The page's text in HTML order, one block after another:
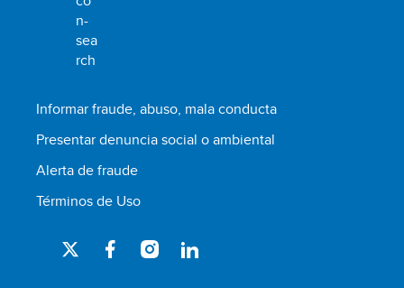
Informar fraude, abuso, mala conducta
Presentar denuncia social o ambiental
Alerta de fraude
Términos de Uso